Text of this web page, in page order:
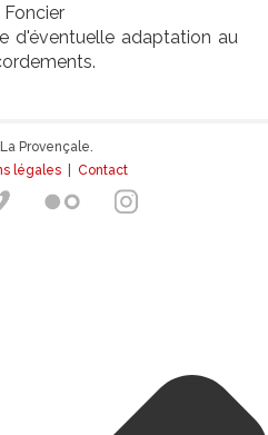
d'éventuelle adaptation au
Provençale.
légales Contact